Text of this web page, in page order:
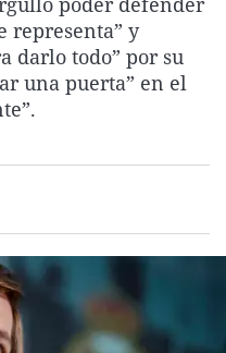
La rosa de los vientos
Gente viajera
Como el perro y el
Caso
Retornados
Equipo de
Extremadura
Galicia
La Rioja
País Vasco
Virales
Televisión
Elecciones
representa” y
darlo todo” por su
una puerta” en el